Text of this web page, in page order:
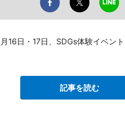
16日・17日、SDGs体験イベン
記事を読む